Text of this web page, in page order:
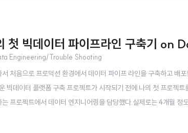
첫 빅데이터 파이프라인 구축기 on
Engineering/Trouble Shooting
처음으로 프로덕션 환경에서 데이터 파이프 라인을 구축하고 배
빅데이터 플랫폼 구축 프로젝트가 시작되기 전에 나의 첫 프로
는 프로젝트에서 데이터 엔지니어링을 담당했다.실제로는 4개월